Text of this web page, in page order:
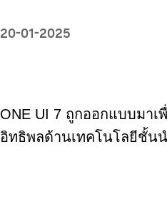
20-01-2025
ONE UI 7 ถูกออกแบบมาเ
อิทธิพลด้านเทคโนโลยีชั้น